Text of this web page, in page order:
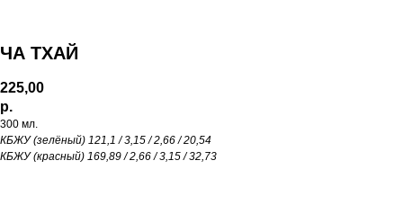
ЧА ТХАЙ
225,00
р.
300 мл.
КБЖУ (зелёный) 121,1 / 3,15 / 2,66 / 20,54
КБЖУ (красный) 169,89 / 2,66 / 3,15 / 32,73